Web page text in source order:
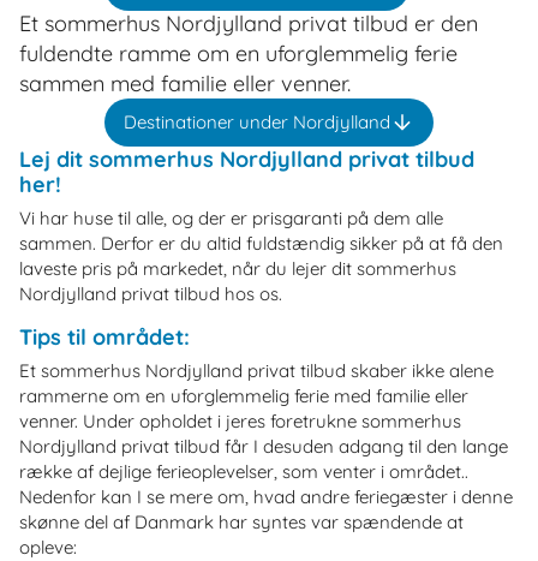
Et sommerhus Nordjylland privat tilbud er den
fuldendte ramme om en uforglemmelig ferie
sammen med familie eller venner.
Destinationer under Nordjylland
Lej dit sommerhus Nordjylland privat tilbud
her!
Vi har huse til alle, og der er prisgaranti på dem alle
sammen. Derfor er du altid fuldstændig sikker på at få den
laveste pris på markedet, når du lejer dit sommerhus
Nordjylland privat tilbud hos os.
Tips til området:
Et sommerhus Nordjylland privat tilbud skaber ikke alene
rammerne om en uforglemmelig ferie med familie eller
venner. Under opholdet i jeres foretrukne sommerhus
Nordjylland privat tilbud får I desuden adgang til den lange
række af dejlige ferieoplevelser, som venter i området..
Nedenfor kan I se mere om, hvad andre feriegæster i denne
skønne del af Danmark har syntes var spændende at
opleve: